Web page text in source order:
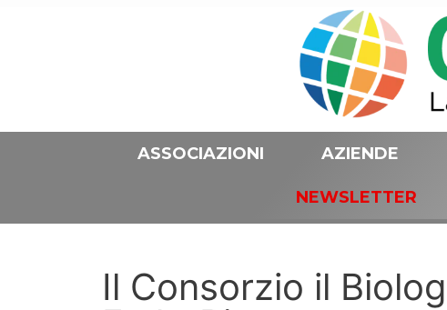
ASSOCIAZIONI AZIENDE
NEWSLETTER
Il Consorzio il